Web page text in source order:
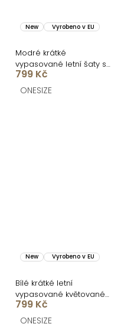
New Vyrobeno v EU
Modré krátké
vypasované letní šaty s
citrony SOLARIS
799 Kč
ONESIZE
New Vyrobeno v EU
Bílé krátké letní
vypasované květované
šaty SOLARIS
799 Kč
ONESIZE